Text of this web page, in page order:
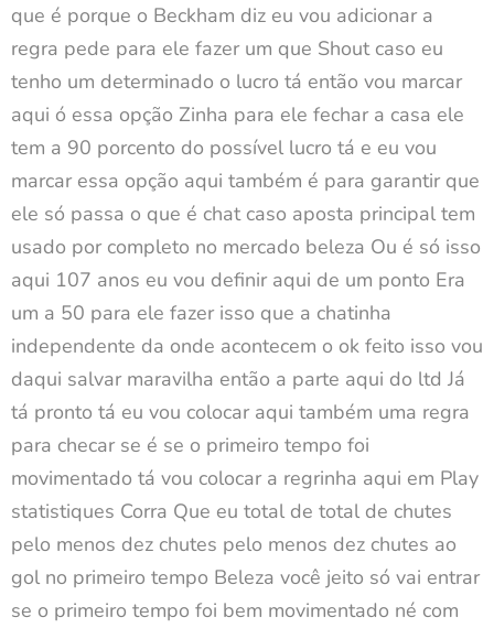
que é porque o Beckham diz eu vou adicionar a
regra pede para ele fazer um que Shout caso eu
tenho um determinado o lucro tá então vou marcar
aqui ó essa opção Zinha para ele fechar a casa ele
tem a 90 porcento do possível lucro tá e eu vou
marcar essa opção aqui também é para garantir que
ele só passa o que é chat caso aposta principal tem
usado por completo no mercado beleza Ou é só isso
aqui 107 anos eu vou definir aqui de um ponto Era
um a 50 para ele fazer isso que a chatinha
independente da onde acontecem o ok feito isso vou
daqui salvar maravilha então a parte aqui do ltd Já
tá pronto tá eu vou colocar aqui também uma regra
para checar se é se o primeiro tempo foi
movimentado tá vou colocar a regrinha aqui em Play
statistiques Corra Que eu total de total de chutes
pelo menos dez chutes pelo menos dez chutes ao
gol no primeiro tempo Beleza você jeito só vai entrar
se o primeiro tempo foi bem movimentado né com